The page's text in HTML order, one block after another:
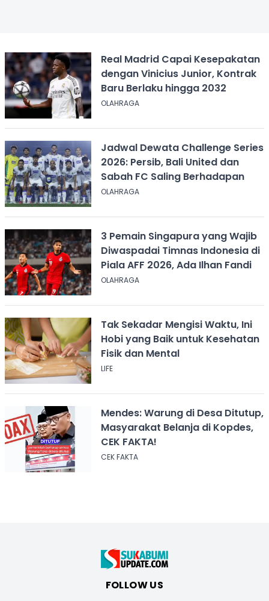
Real Madrid Capai Kesepakatan
dengan Vinicius Junior, Kontrak
Baru Berlaku hingga 2032
OLAHRAGA
Jadwal Dewata Challenge Series
2026: Persib, Bali United dan
Sabah FC Saling Berhadapan
OLAHRAGA
3 Pemain Singapura yang Wajib
Diwaspadai Timnas Indonesia di
Piala AFF 2026, Ada Ilhan Fandi
OLAHRAGA
Tak Sekadar Mengisi Waktu, Ini
Hobi yang Baik untuk Kesehatan
Fisik dan Mental
LIFE
Mendes: Warung di Desa Ditutup,
Masyarakat Belanja di Kopdes,
CEK FAKTA!
CEK FAKTA
FOLLOW US